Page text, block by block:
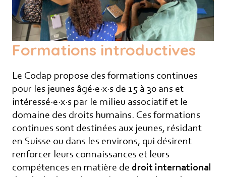
Formations introductives
Le Codap propose des formations continues
pour les jeunes âgé·e·x·s de 15 à 30 ans et
intéressé·e·x·s par le milieu associatif et le
domaine des droits humains. Ces formations
continues sont destinées aux jeunes, résidant
en Suisse ou dans les environs, qui désirent
renforcer leurs connaissances et leurs
compétences en matière de droit international